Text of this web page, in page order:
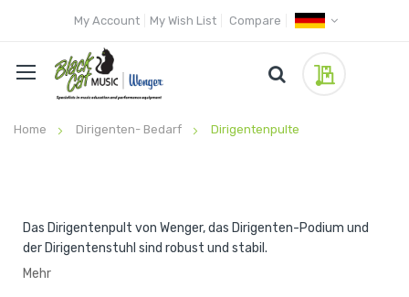
My Account My Wish List Compare
Home Dirigenten- Bedarf Dirigentenpulte
Das Dirigentenpult von Wenger, das Dirigenten-Podium und
der Dirigentenstuhl sind robust und stabil.
Mehr